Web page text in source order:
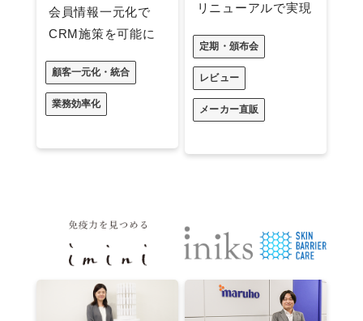
会員情報一元化で
CRM施策を可能に
顧客一元化・統合
業務効率化
リニューアルで実現
定期・頒布会
レビュー
メーカー直販